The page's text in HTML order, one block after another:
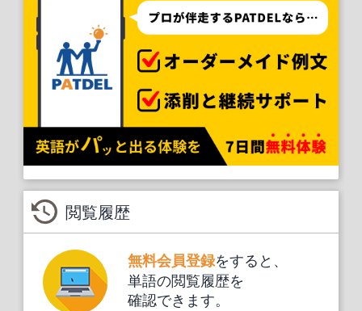
閲覧履歴
無料会員登録をすると、
単語の閲覧履歴を
確認できます。